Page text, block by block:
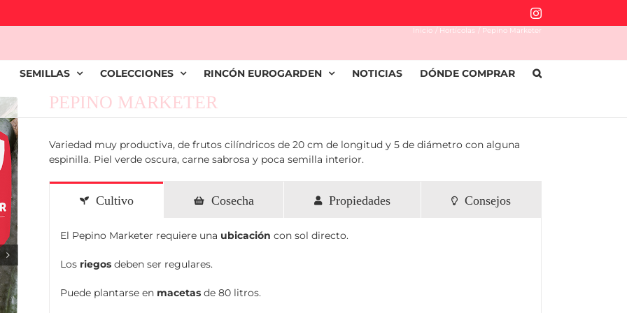
Instagram
SEMILLAS COLECCIONES RINCÓN EUROGARDEN NOTICIAS DÓNDE COMPRAR
Inicio Hortícolas Pepino Marketer
PEPINO MARKETER
Variedad muy productiva, de frutos cilíndricos de 20 cm de longitud y 5 de diámetro con alguna
espinilla. Piel verde oscura, carne sabrosa y poca semilla interior.
Cultivo Cosecha Propiedades Consejos
El Pepino Marketer requiere una ubicación con sol directo.
Los riegos deben ser regulares.
Puede plantarse en macetas de 80 litros.